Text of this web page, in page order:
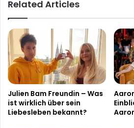
Related Articles
Julien Bam Freundin – Was
ist wirklich über sein
Liebesleben bekannt?